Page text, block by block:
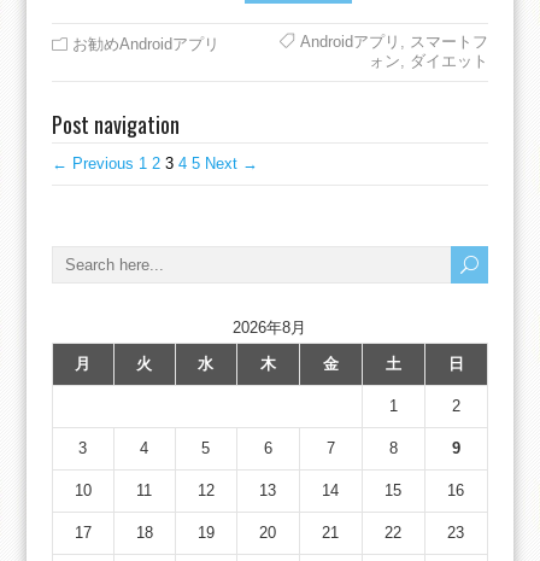
お勧めAndroidアプリ Androidアプリ
スマートフ
ォン
ダイエット
Post navigation
← Previous 1 2 3 4 5 Next →
2026年8月
月
火 水 木 金 土 日
1 2
3 4 5 6 7 8 9
10 11 12 13 14 15 16
17 18 19 20 21 22 23